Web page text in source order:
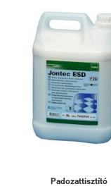
Padozattisztító